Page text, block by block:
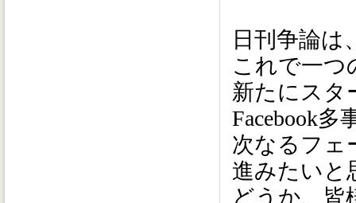
日刊争論は
これで一つ
新たにスタ
Facebook多
次なるフェ
進みたいと
どうか、皆